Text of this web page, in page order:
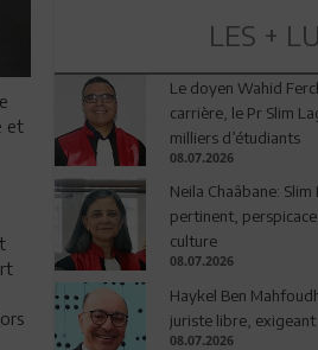
et
LES +
Le doyen Wahid
carrière, le Pr Slim
milliers d’étudiants
08.07.2026
Neila Chaâbane:
pertinent,
culture
08.07.2026
Haykel Ben
juriste libre, exigeant
08.07.2026